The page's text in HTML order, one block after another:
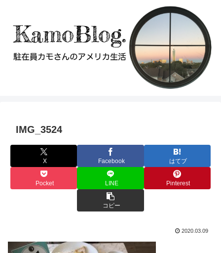
IMG_3524
X Facebook はてブ
Pocket LINE Pinterest
コピー
2020.03.09